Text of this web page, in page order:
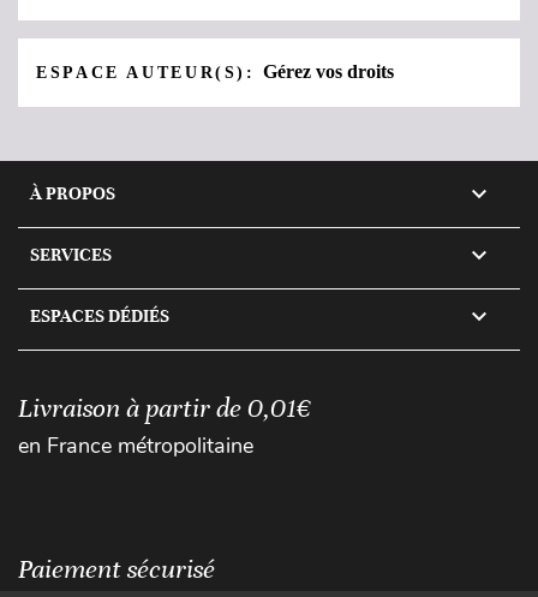
ESPACE AUTEUR(S):Gérez vos droits
À PROPOS 
SERVICES 
ESPACES DÉDIÉS 
Livraison à partir de 0,01€
en France métropolitaine
Paiement sécurisé